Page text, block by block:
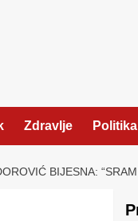
Zdravlje Politika
BIJESNA: